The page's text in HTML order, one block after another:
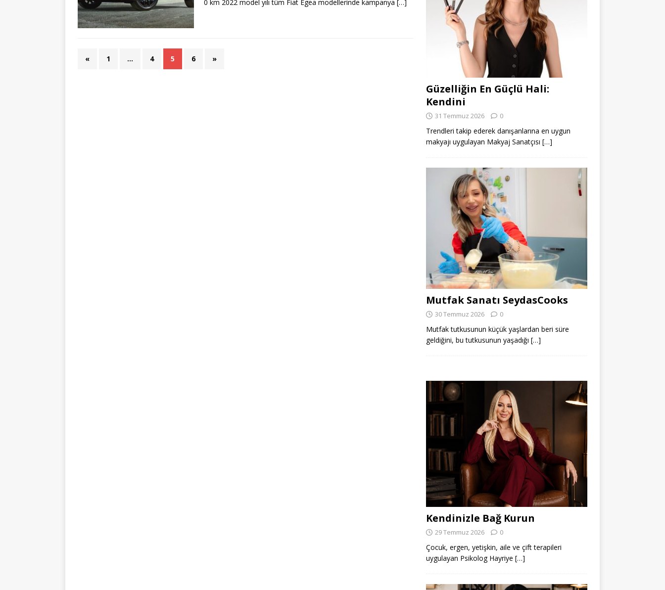
0 km 2022 model yılı tüm Fiat Egea modellerinde kampanya […]
« 1 … 4 5 6 »
Güzelliğin En Güçlü Hali:
Kendini
31 Temmuz 2026 0
Trendleri takip ederek danışanlarına en uygun
makyajı uygulayan Makyaj Sanatçısı […]
Mutfak Sanatı SeydasCooks
30 Temmuz 2026 0
Mutfak tutkusunun küçük yaşlardan beri süre
geldiğini, bu tutkusunun yaşadığı […]
Kendinizle Bağ Kurun
29 Temmuz 2026 0
Çocuk, ergen, yetişkin, aile ve çift terapileri
uygulayan Psikolog Hayriye […]